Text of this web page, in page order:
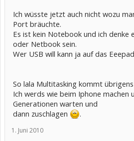
Ich wüsste jetzt auch nicht wozu
Port bräuchte.
Es ist kein Notebook und ich denke
oder Netbook sein.
Wer USB will kann ja auf das
So lala Multitasking kommt
Ich werds wie beim Iphone machen
Generationen warten und
dann zuschlagen
.
1. Juni 2010